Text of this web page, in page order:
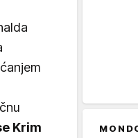
Krim